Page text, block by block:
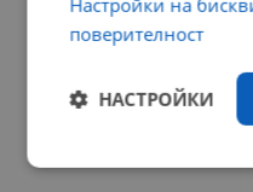
Настройки на
поверителност
НАСТРОЙКИ
Строго